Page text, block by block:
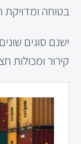
בטוחה ומדויקת
ישנם סוגים
קירור ומכולות